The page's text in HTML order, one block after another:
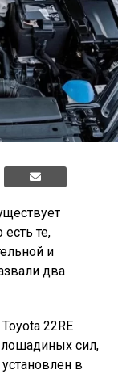
те,
и
два
22RE
сил,
в